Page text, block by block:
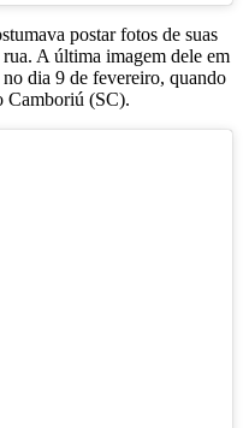
postar fotos de suas
A última imagem dele em
dia 9 de fevereiro, quando
Camboriú (SC).